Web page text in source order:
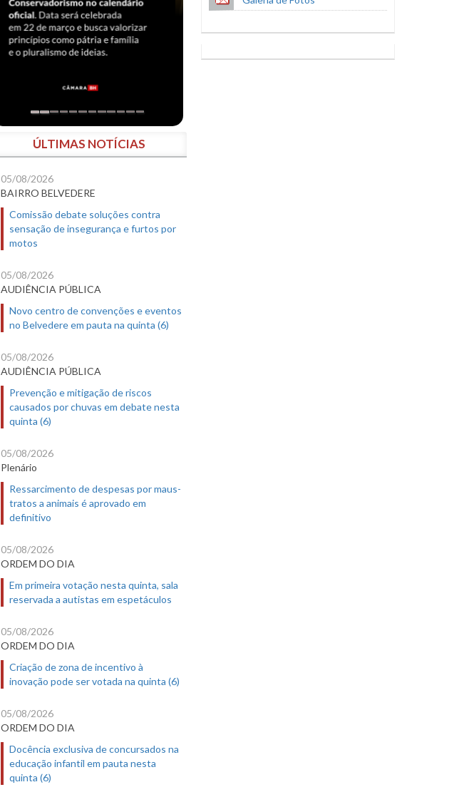
ÚLTIMAS NOTÍCIAS
05/08/2026
BAIRRO BELVEDERE
Comissão debate soluções contra
sensação de insegurança e furtos por
motos
05/08/2026
AUDIÊNCIA PÚBLICA
Novo centro de convenções e eventos
no Belvedere em pauta na quinta (6)
05/08/2026
AUDIÊNCIA PÚBLICA
Prevenção e mitigação de riscos
causados por chuvas em debate nesta
quinta (6)
05/08/2026
Plenário
Ressarcimento de despesas por maus-
tratos a animais é aprovado em
definitivo
05/08/2026
ORDEM DO DIA
Em primeira votação nesta quinta, sala
reservada a autistas em espetáculos
05/08/2026
ORDEM DO DIA
Criação de zona de incentivo à
inovação pode ser votada na quinta (6)
05/08/2026
ORDEM DO DIA
Docência exclusiva de concursados na
educação infantil em pauta nesta
quinta (6)